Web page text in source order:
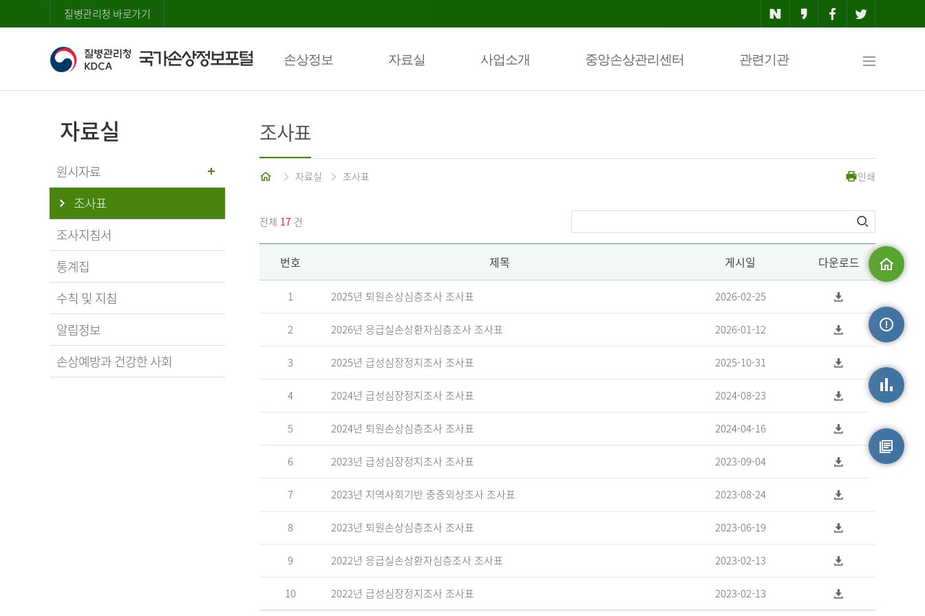
질병관리청 바로가기
손상정보 자료실 사업소개 중앙손상관리센터 관련기관
맵
자료실
원시자료
조사표
조사지침서
통계집
수칙 및 지침
알림정보
손상예방과 건강한 사회
조사표
홈 자료실 조사표 인쇄
전체 17 건
번호 제목 게시일 다운로드
1 2025년 퇴원손상심층조사 조사표 2026-02-25
2 2026년 응급실손상환자심층조사 조사표 2026-01-12
3 2025년 급성심장정지조사 조사표 2025-10-31
4 2024년 급성심장정지조사 조사표 2024-08-23
5 2024년 퇴원손상심층조사 조사표 2024-04-16
6 2023년 급성심장정지조사 조사표 2023-09-04
7 2023년 지역사회기반 중증외상조사 조사표 2023-08-24
8 2023년 퇴원손상심층조사 조사표 2023-06-19
9 2022년 응급실손상환자심층조사 조사표 2023-02-13
10 2022년 급성심장정지조사 조사표 2023-02-13